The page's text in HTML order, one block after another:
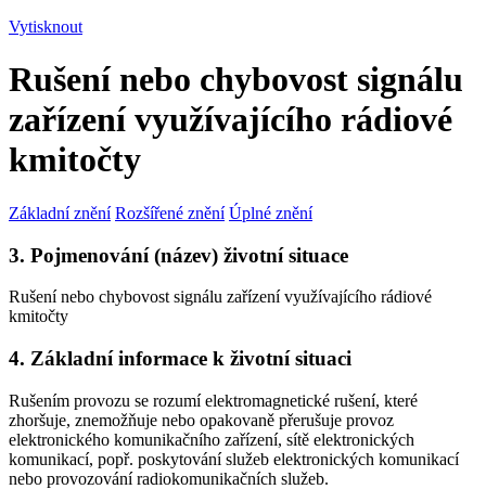
Vytisknout
Rušení nebo chybovost signálu
zařízení využívajícího rádiové
kmitočty
Základní znění Rozšířené znění Úplné znění
3. Pojmenování (název) životní situace
Rušení nebo chybovost signálu zařízení využívajícího rádiové
kmitočty
4. Základní informace k životní situaci
Rušením provozu se rozumí elektromagnetické rušení, které
zhoršuje, znemožňuje nebo opakovaně přerušuje provoz
elektronického komunikačního zařízení, sítě elektronických
komunikací, popř. poskytování služeb elektronických komunikací
nebo provozování radiokomunikačních služeb.